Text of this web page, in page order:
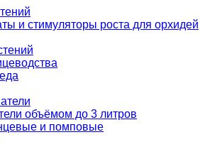
и стимуляторы роста для орхидей
объёмом до 3 литров
и помповые